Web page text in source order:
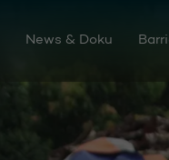
News & Doku